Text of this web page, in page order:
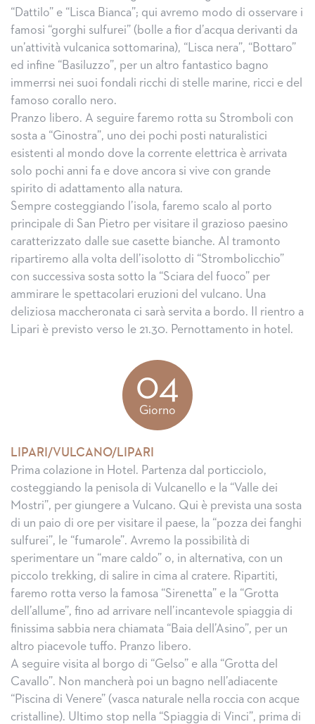
“Dattilo” e “Lisca Bianca”; qui avremo modo di osservare i
famosi “gorghi sulfurei” (bolle a fior d’acqua derivanti da
un’attività vulcanica sottomarina), “Lisca nera”, “Bottaro”
ed infine “Basiluzzo”, per un altro fantastico bagno
immerrsi nei suoi fondali ricchi di stelle marine, ricci e del
famoso corallo nero.
Pranzo libero. A seguire faremo rotta su Stromboli con
sosta a “Ginostra”, uno dei pochi posti naturalistici
esistenti al mondo dove la corrente elettrica è arrivata
solo pochi anni fa e dove ancora si vive con grande
spirito di adattamento alla natura.
Sempre costeggiando l’isola, faremo scalo al porto
principale di San Pietro per visitare il grazioso paesino
caratterizzato dalle sue casette bianche. Al tramonto
ripartiremo alla volta dell’isolotto di “Strombolicchio”
con successiva sosta sotto la “Sciara del fuoco” per
ammirare le spettacolari eruzioni del vulcano. Una
deliziosa maccheronata ci sarà servita a bordo. Il rientro a
Lipari è previsto verso le 21.30. Pernottamento in hotel.
04
Giorno
LIPARI/VULCANO/LIPARI
Prima colazione in Hotel. Partenza dal porticciolo,
costeggiando la penisola di Vulcanello e la “Valle dei
Mostri”, per giungere a Vulcano. Qui è prevista una sosta
di un paio di ore per visitare il paese, la “pozza dei fanghi
sulfurei”, le “fumarole”. Avremo la possibilità di
sperimentare un “mare caldo” o, in alternativa, con un
piccolo trekking, di salire in cima al cratere. Ripartiti,
faremo rotta verso la famosa “Sirenetta” e la “Grotta
dell’allume”, fino ad arrivare nell’incantevole spiaggia di
finissima sabbia nera chiamata “Baia dell’Asino”, per un
altro piacevole tuffo. Pranzo libero.
A seguire visita al borgo di “Gelso” e alla “Grotta del
Cavallo”. Non mancherà poi un bagno nell’adiacente
“Piscina di Venere” (vasca naturale nella roccia con acque
cristalline). Ultimo stop nella “Spiaggia di Vinci”, prima di